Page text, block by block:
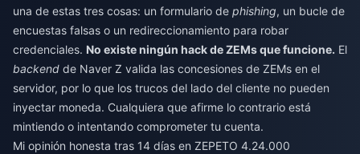
una de estas tres cosas: un formulario de phishing, un bucle de
encuestas falsas o un redireccionamiento para robar
credenciales. No existe ningún hack de ZEMs que funcione. El
backend de Naver Z valida las concesiones de ZEMs en el
servidor, por lo que los trucos del lado del cliente no pueden
inyectar moneda. Cualquiera que afirme lo contrario está
mintiendo o intentando comprometer tu cuenta.
Mi opinión honesta tras 14 días en ZEPETO 4.24.000